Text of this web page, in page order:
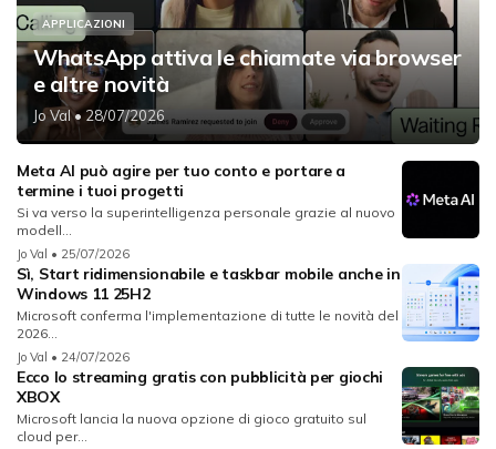
APPLICAZIONI
WhatsApp attiva le chiamate via browser
e altre novità
Jo Val• 28/07/2026
Meta AI può agire per tuo conto e portare a
termine i tuoi progetti
Si va verso la superintelligenza personale grazie al nuovo
modell...
Jo Val • 25/07/2026
Sì, Start ridimensionabile e taskbar mobile anche in
Windows 11 25H2
Microsoft conferma l'implementazione di tutte le novità del
2026...
Jo Val • 24/07/2026
Ecco lo streaming gratis con pubblicità per giochi
XBOX
Microsoft lancia la nuova opzione di gioco gratuito sul
cloud per...